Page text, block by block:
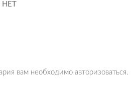
вам необходимо авторизоваться.